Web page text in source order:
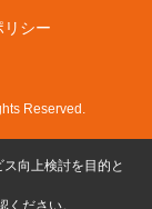
リシー
Reserved.
向上検討を目的と
ください。